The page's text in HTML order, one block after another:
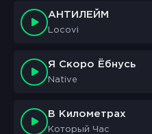
АНТИЛЕЙМ
Locovi
Я Скоро Ёбнусь
Native
В Километрах
Который Час